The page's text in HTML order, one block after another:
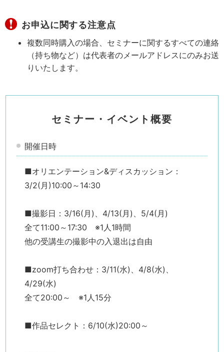
お申込に関する注意点
複数同時購入の場合、セミナーに関するすべての連絡
（持ち物など）は代表者のメールアドレスにのみお送
りいたします。
セミナー・イベント概要
開催日時
■オリエンテーション&ディスカッション：
3/2(月)10:00～14:30
■撮影日：3/16(月)、4/13(月)、5/4(月)
全て11:00～17:30 ※1人1時間
他の受講生の撮影中の入退出は自由
■zoom打ち合わせ：3/11(水)、4/8(水)、
4/29(水)
全て20:00～ ※1人15分
■作品セレクト：6/10(水)20:00～